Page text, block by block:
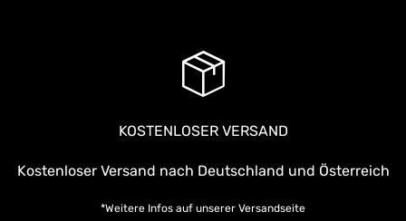
KOSTENLOSER VERSAND
Kostenloser Versand nach Deutschland und Österreich
*Weitere Infos auf unserer Versandseite